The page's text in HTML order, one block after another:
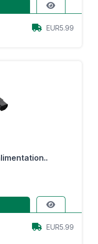
EUR5.99
EUR5.99